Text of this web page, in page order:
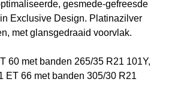
gesmede-gefreesde
Exclusive Design. Platinazilver
met glansgedraaid voorvlak.
60 met banden 265/35 R21 101Y,
ET 66 met banden 305/30 R21